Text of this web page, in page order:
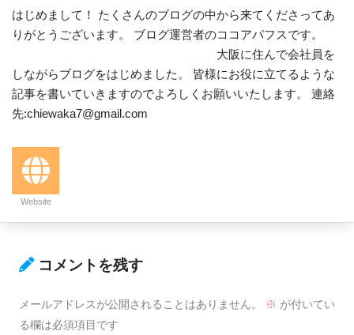
はじめまして！ たくさんのブログの中から来てくださってあ
りがとうございます。 ブログ運営者のココアパフスです。
大阪に住んで会社員を
しながらブログをはじめました。 皆様にお役に立てるような
記事を書いていきますのでよろしくお願いいたします。 連絡
先:chiewaka7@gmail.com
Website
コメントを残す
メールアドレスが公開されることはありません。 ※ が付いてい
る欄は必須項目です